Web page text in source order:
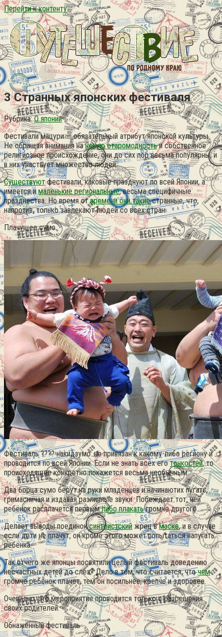
Перейти к контенту
3 Странных японских фестиваля
Рубрика: О японии
Фестивали мацури — обязательный атрибут японской культуры.
Не обращая внимания нанекую старомодностьи собственное
религиозное происхождение, они до сих пор весьма популярны, и
в них участвует множество людей.
Существуютфестивали, каковые празднуют по всей Японии, а
имеется ималенькие региональные, весьма специфичные
празднества. Но время отвремени они такиестранные, что,
напротив, только завлекают людей со всех стран.
Плачущее сумо
Фестиваль ???? накидзумо: не привязан к какому-либо региону и
проводится по всей Японии.Если не знать всех еготонкостей, то
происходящее конкретно покажется весьма необычным.
Два борца сумо берут на руки младенцев и начинаютих пугать,
гримасничая и издавая различные звуки. Побеждает тот, чей
ребёнок расплачется первымлибо плакатьгромче другого.
Делает выводы поединоксинтоистский жрец вмаске, и в случае
если дети не плачут, он кроме этого может попытаться напугать
ребёнка.
Так отчего же японцы посвятили целый фестиваль доведению
несчастных детей до слёз? Дело в том, что считается, чточем
громче ребёнок плачет, тем он посильнее, крепче и здоровее.
Очевидно, это мероприятие проводится только с разрешения
своих родителей.
Обнажённый фестиваль